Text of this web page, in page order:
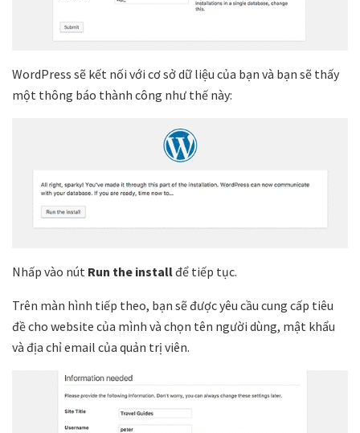
WordPress sẽ kết nối với cơ sở dữ liệu của bạn và bạn sẽ thấy
một thông báo thành công như thế này:
Nhấp vào nút Run the installđể tiếp tục.
Trên màn hình tiếp theo, bạn sẽ được yêu cầu cung cấp tiêu
đề cho website của mình và chọn tên người dùng, mật khẩu
và địa chỉ email của quản trị viên.